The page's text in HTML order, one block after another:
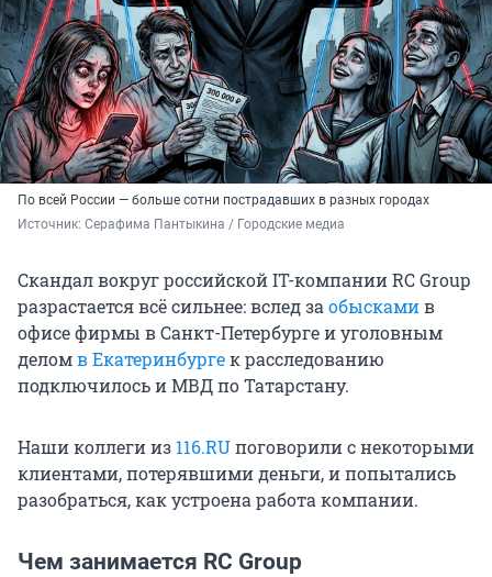
По всей России — больше сотни пострадавших в разных городах
Источник: Серафима Пантыкина / Городские медиа
Скандал вокруг российской IT-компании RC Group
разрастается всё сильнее: вслед заобыскамив
офисе фирмы в Санкт-Петербурге и уголовным
деломв Екатеринбургек расследованию
подключилось и МВД по Татарстану.
Наши коллеги из 116.RUпоговорили с некоторыми
клиентами, потерявшими деньги, и попытались
разобраться, как устроена работа компании.
Чем занимается RC Group